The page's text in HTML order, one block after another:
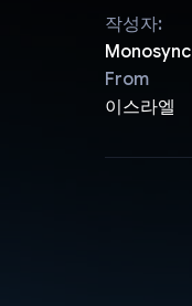
작성자:
Monosync
From
이스라엘